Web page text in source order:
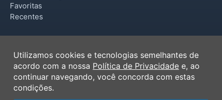
Favoritas
Recentes
Termos de Uso
Política de Privacidade
Ferramentas
Contato
Utilizamos cookies e tecnologias semelhantes de
acordo com a nossa Política de Privacidade e, ao
continuar navegando, você concorda com estas
condições.